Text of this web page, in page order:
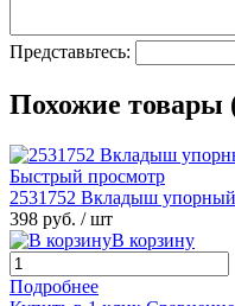
Представьтесь:
Похожие товары
Быстрый просмотр
2531752 Вкладыш
398 руб. / шт
В корзину
Подробнее